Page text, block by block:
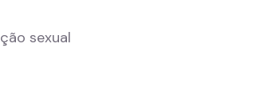
sexual